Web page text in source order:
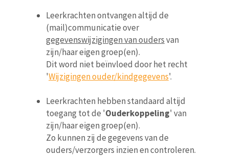
Leerkrachten ontvangen altijd de
(mail)communicatie over
gegevenswijzigingen van oudersvan
zijn/haar eigen groep(en).
Dit word niet beïnvloed door het recht
'Wijzigingen ouder/kindgegevens'.
Leerkrachten hebben standaard altijd
toegang tot de 'Ouderkoppeling' van
zijn/haar eigen groep(en).
Zo kunnen zij de gegevens van de
ouders/verzorgers inzien en controleren.